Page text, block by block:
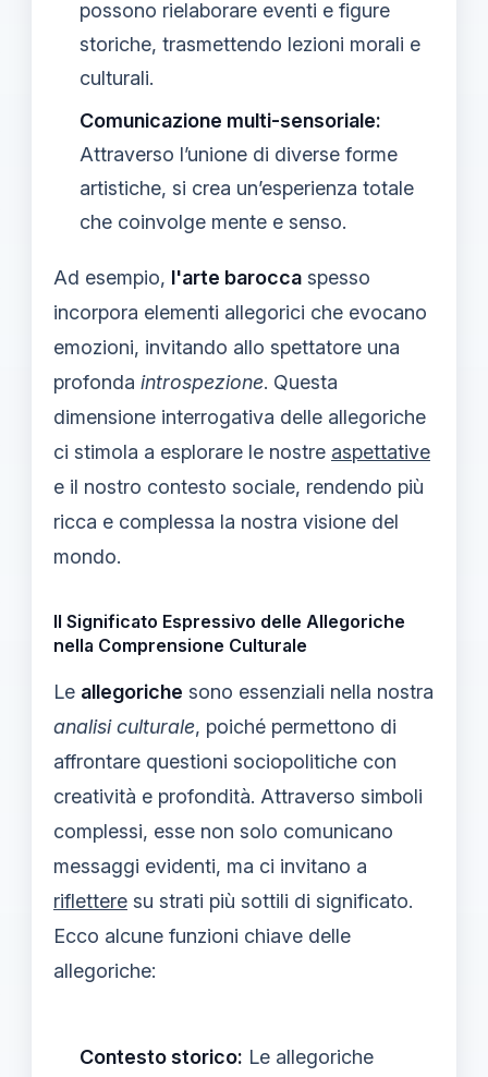
possono rielaborare eventi e figure
storiche, trasmettendo lezioni morali e
culturali.
Comunicazione multi-sensoriale:
Attraverso l’unione di diverse forme
artistiche, si crea un’esperienza totale
che coinvolge mente e senso.
Ad esempio, l'arte barocca spesso
incorpora elementi allegorici che evocano
emozioni, invitando allo spettatore una
profonda introspezione. Questa
dimensione interrogativa delle allegoriche
ci stimola a esplorare le nostre aspettative
e il nostro contesto sociale, rendendo più
ricca e complessa la nostra visione del
mondo.
Il Significato Espressivo delle Allegoriche
nella Comprensione Culturale
Le allegoriche sono essenziali nella nostra
analisi culturale, poiché permettono di
affrontare questioni sociopolitiche con
creatività e profondità. Attraverso simboli
complessi, esse non solo comunicano
messaggi evidenti, ma ci invitano a
riflettere su strati più sottili di significato.
Ecco alcune funzioni chiave delle
allegoriche:
Contesto storico: Le allegoriche